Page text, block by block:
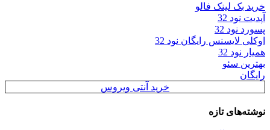
خرید بک لینک فالو
آپدیت نود 32
پسورد نود 32
اوکلی لایسنس رایگان نود 32
همیار نود 32
بهترین سئو
رایگان
خرید آنتی ویروس
نوشته‌های تازه